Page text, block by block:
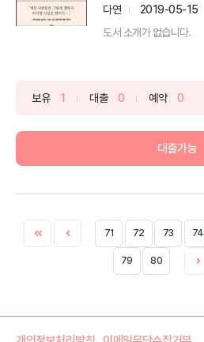
다연
2019-05-15
도서 소개가 없습니다.
보유 1 대출 0 예약 0
대출가능
71 72 73 74
79 80